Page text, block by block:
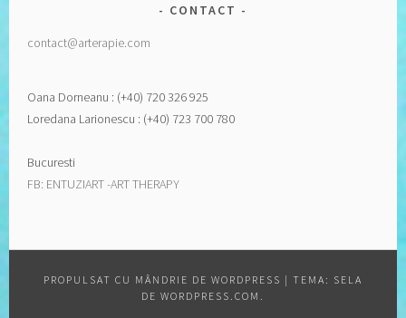
CONTACT
contact@arterapie.com
Oana Dorneanu : (+40) 720 326 925
Loredana Larionescu : (+40) 723 700 780
Bucuresti
FB: ENTUZIART -ART THERAPY
PROPULSAT CU MÂNDRIE DE WORDPRESS | TEMA: SELA
DE WORDPRESS.COM